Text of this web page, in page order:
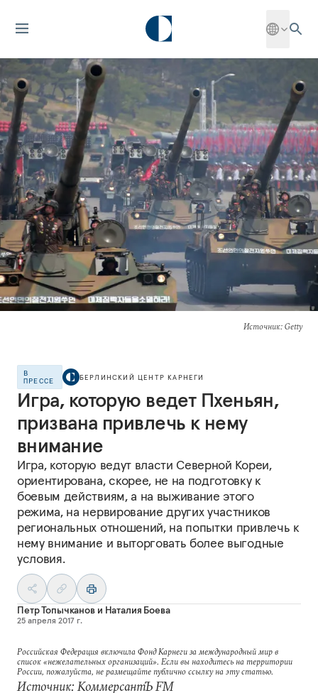
Источник: Getty
В
ПРЕССЕ
БЕРЛИНСКИЙ ЦЕНТР КАРНЕГИ
Игра, которую ведет Пхеньян,
призвана привлечь к нему
внимание
Игра, которую ведут власти Северной Кореи,
ориентирована, скорее, не на подготовку к
боевым действиям, а на выживание этого
режима, на нервирование других участников
региональных отношений, на попытки привлечь к
нему внимание и выторговать более выгодные
условия.
Петр Топычканови Наталия Боева
25 апреля 2017 г.
Российская Федерация включила Фонд Карнеги за международный мир в
список «нежелательных организаций». Если вы находитесь на территории
России, пожалуйста, не размещайте публично ссылку на эту статью.
Источник: КоммерсантЪ FM